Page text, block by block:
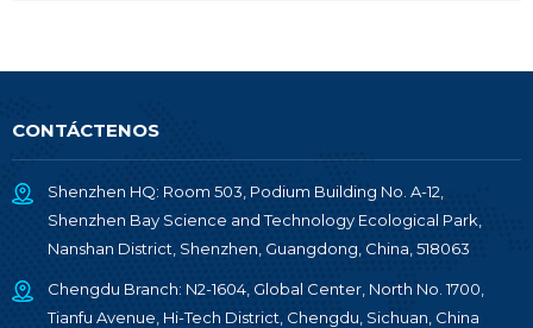
CONTÁCTENOS
Shenzhen HQ: Room 503, Podium Building No. A-12,
Shenzhen Bay Science and Technology Ecological Park,
Nanshan District, Shenzhen, Guangdong, China, 518063
Chengdu Branch: N2-1604, Global Center, North No. 1700,
Tianfu Avenue, Hi-Tech District, Chengdu, Sichuan, China